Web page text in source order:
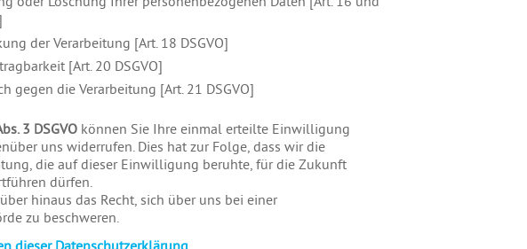
der Verarbeitung [Art. 18 DSGVO]
[Art. 20 DSGVO]
gegen die Verarbeitung [Art. 21 DSGVO]
3 DSGVO können Sie Ihre einmal erteilte Einwilligung
uns widerrufen. Dies hat zur Folge, dass wir die
die auf dieser Einwilligung beruhte, für die Zukunft
dürfen.
hinaus das Recht, sich über uns bei einer
zu beschweren.
dieser Datenschutzerklärung